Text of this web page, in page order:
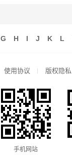
G H I J K L
使用协议 版权隐私
手机网站